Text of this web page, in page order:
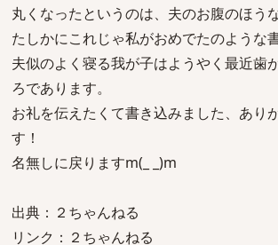
丸くなったというのは、夫のお腹のほう
たしかにこれじゃ私がおめでたのような
夫似のよく寝る我が子はようやく最近歯
ろであります。
お礼を伝えたくて書き込みました、あり
す！
名無しに戻りますm(_ _)m
出典：２ちゃんねる
リンク：２ちゃんねる